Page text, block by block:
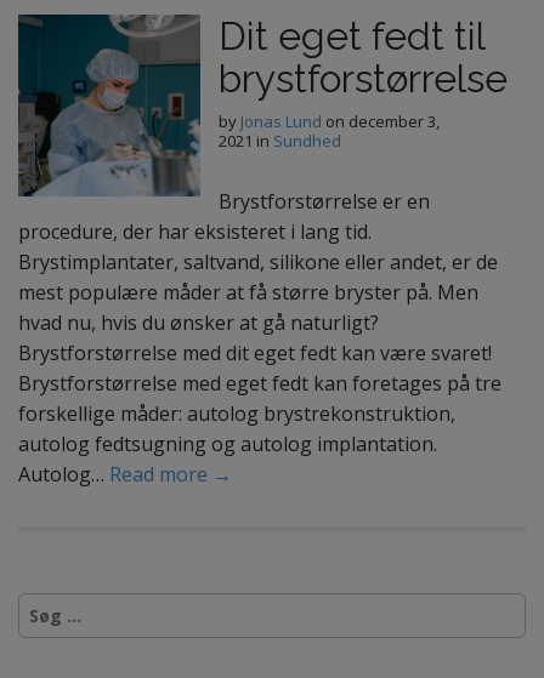
Dit eget fedt til
brystforstørrelse
by Jonas Lund on december 3,
2021 in Sundhed
Brystforstørrelse er en
procedure, der har eksisteret i lang tid.
Brystimplantater, saltvand, silikone eller andet, er de
mest populære måder at få større bryster på. Men
hvad nu, hvis du ønsker at gå naturligt?
Brystforstørrelse med dit eget fedt kan være svaret!
Brystforstørrelse med eget fedt kan foretages på tre
forskellige måder: autolog brystrekonstruktion,
autolog fedtsugning og autolog implantation.
Autolog… Read more →
S